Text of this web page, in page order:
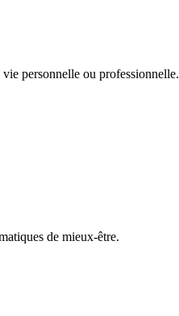
personnelle ou professionnelle.
de mieux-être.